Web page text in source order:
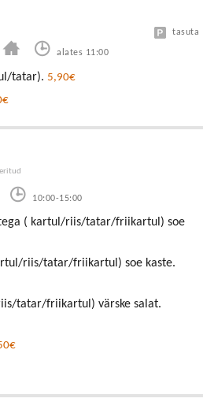
alates 11:00
tasuta
tatar). 5,90€
10:00-15:00
( kartul/riis/tatar/friikartul) soe
riis/tatar/friikartul) soe kaste.
tatar/friikartul) värske salat.